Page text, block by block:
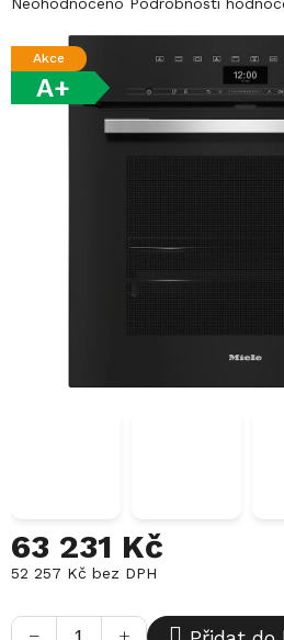
produktu
z
Akce
A+
63 231 Kč
52 257 Kč bez DPH
cena:
+
−